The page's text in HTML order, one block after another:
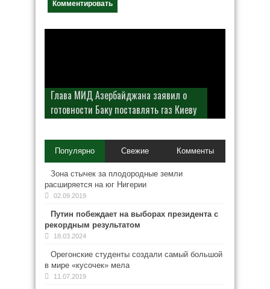
Глава МИД Азербайджана заявил о
готовности Баку поставлять газ Киеву
Популярно Свежие Комменты
Зона стычек за плодородные земли
расширяется на юг Нигерии
02.09.2019
Путин побеждает на выборах президента с
рекордным результатом
18.03.2024
Орегонские студенты создали самый большой
в мире «кусочек» мела
11.07.2019